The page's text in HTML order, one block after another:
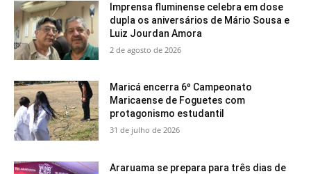
Imprensa fluminense celebra em dose
dupla os aniversários de Mário Sousa e
Luiz Jourdan Amora
2 de agosto de 2026
Maricá encerra 6º Campeonato
Maricaense de Foguetes com
protagonismo estudantil
31 de julho de 2026
Araruama se prepara para três dias de